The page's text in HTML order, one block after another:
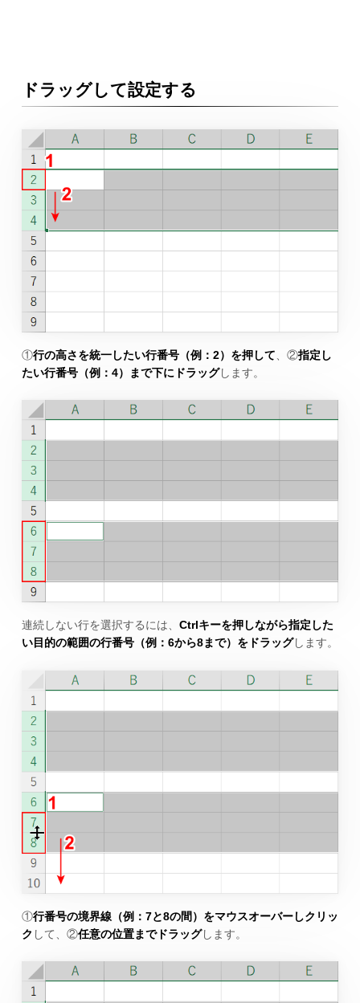
ドラッグして設定する
①行の高さを統一したい行番号（例：2）を押して 、②指定し
たい行番号（例：4）まで下にドラッグします。
連続しない行を選択するには、 Ctrlキーを押しながら指定した
い目的の範囲の行番号（例：6から8まで）をドラッグします。
①行番号の境界線（例：7と8の間）をマウスオーバーしクリッ
ク して、②任意の位置までドラッグします。